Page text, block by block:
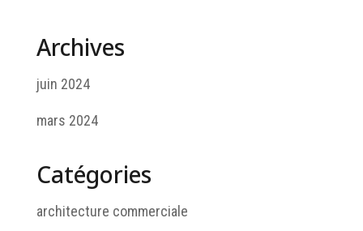
Archives
juin 2024
mars 2024
Catégories
architecture commerciale